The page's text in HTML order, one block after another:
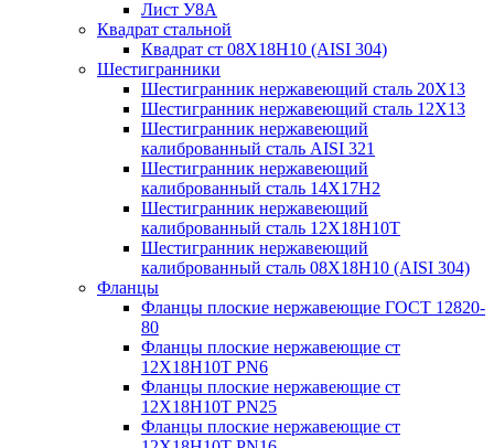
Лист У8А
Квадрат стальной
Квадрат ст 08Х18Н10 (AISI 304)
Шестигранники
Шестигранник нержавеющий сталь 20Х13
Шестигранник нержавеющий сталь 12Х13
Шестигранник нержавеющий
калиброванный сталь AISI 321
Шестигранник нержавеющий
калиброванный сталь 14Х17Н2
Шестигранник нержавеющий
калиброванный сталь 12Х18Н10Т
Шестигранник нержавеющий
калиброванный сталь 08Х18Н10 (AISI 304)
Фланцы
Фланцы плоские нержавеющие ГОСТ 12820-
80
Фланцы плоские нержавеющие ст
12Х18Н10Т PN6
Фланцы плоские нержавеющие ст
12Х18Н10Т PN25
Фланцы плоские нержавеющие ст